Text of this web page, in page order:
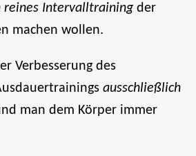
reines Intervalltraining der
machen wollen.
Verbesserung des
ausschließlich
man dem Körper immer